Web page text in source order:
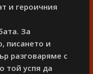
и героичния
За
писането и
разговаряме с
той успя да